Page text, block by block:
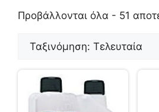
Προβάλλονται όλα - 51